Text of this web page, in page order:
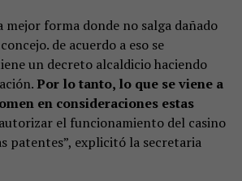
mejor forma donde no salga dañado
de acuerdo a eso se
un decreto alcaldicio haciendo
Por lo tanto, lo que se viene a
en consideraciones estas
el funcionamiento del casino
patentes”, explicitó la secretaria